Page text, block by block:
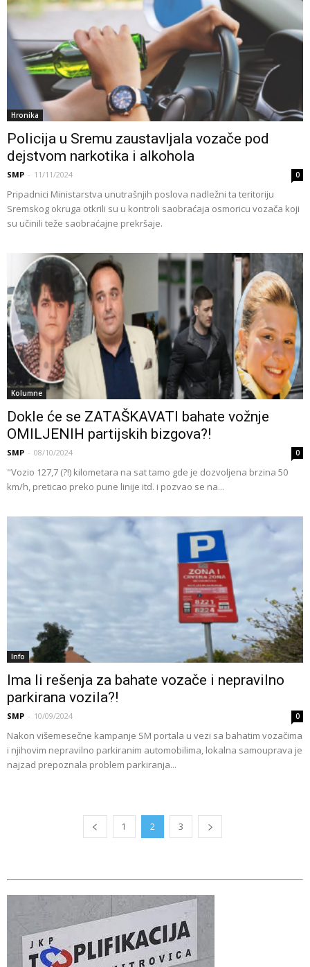
Hronika
Policija u Sremu zaustavljala vozače pod
dejstvom narkotika i alkohola
SMP - 11/11/2024 0
Pripadnici Ministarstva unutrašnjih poslova nadležni ta teritoriju
Sremskog okruga otkrili su u kontroli saobraćaja osmoricu vozača koji
su učinili teže saobraćajne prekršaje.
Kolumne
Dokle će se ZATAŠKAVATI bahate vožnje
OMILJENIH partijskih bizgova?!
SMP - 08/10/2024 0
"Vozio 127,7 (?!) kilometara na sat tamo gde je dozvoljena brzina 50
km/h, preticao preko pune linije itd. i pozvao se na...
Info
Ima li rešenja za bahate vozače i nepravilno
parkirana vozila?!
SMP - 10/09/2024 0
Nakon višemesečne kampanje SM portala u vezi sa bahatim vozačima
i njihovim nepravilno parkiranim automobilima, lokalna samouprava je
najzad prepoznala problem parkiranja...
1 2 3